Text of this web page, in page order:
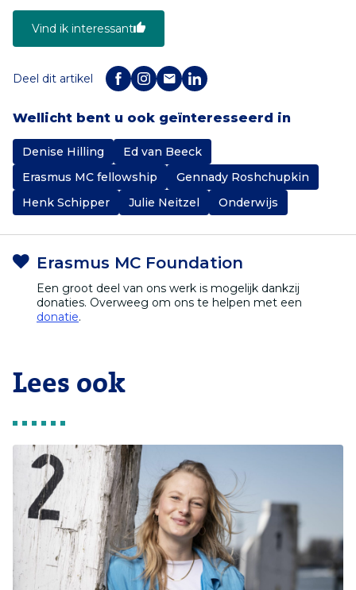
Vind ik interessant
Deel dit artikel
Wellicht bent u ook geïnteresseerd in
Denise Hilling
Ed van Beeck
Erasmus MC fellowship
Gennady Roshchupkin
Henk Schipper
Julie Neitzel Onderwijs
Erasmus MC Foundation
Een groot deel van ons werk is mogelijk dankzij
donaties. Overweeg om ons te helpen met een
donatie.
Lees ook